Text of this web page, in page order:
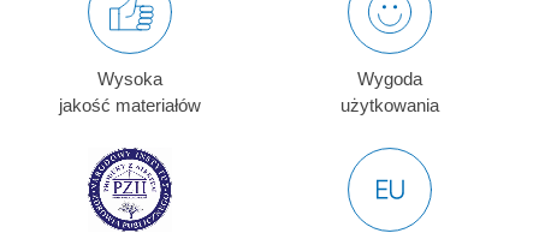
Wysoka
jakość materiałów
Wygoda
użytkowania